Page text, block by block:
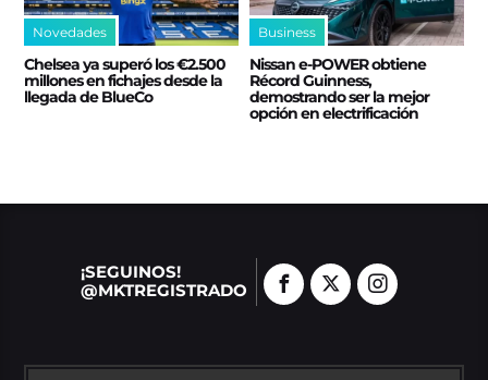
Novedades
Chelsea ya superó los €2.500
millones en fichajes desde la
llegada de BlueCo
Business
Nissan e‑POWER obtiene
Récord Guinness,
demostrando ser la mejor
opción en electrificación
¡SEGUINOS!
@MKTREGISTRADO